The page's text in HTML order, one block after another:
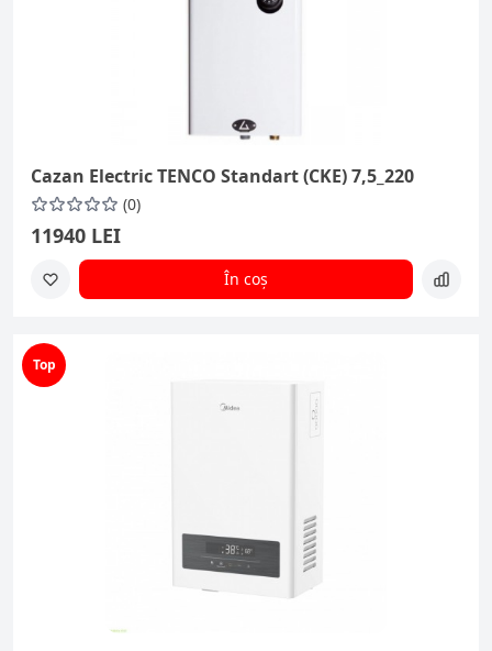
Cazan Electric TENCO Standart (CKE) 7,5_220
(0)
11940 LEI
În coș
Top